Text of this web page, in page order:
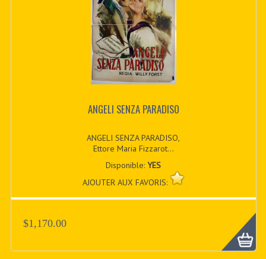
ANGELI SENZA PARADISO
ANGELI SENZA PARADISO,
Ettore Maria Fizzarot...
Disponible:YES
AJOUTER AUX FAVORIS:
$1,170.00